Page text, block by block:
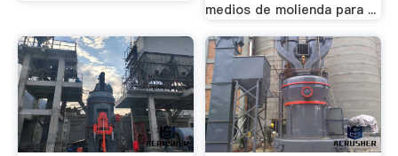
medios de molienda para ...